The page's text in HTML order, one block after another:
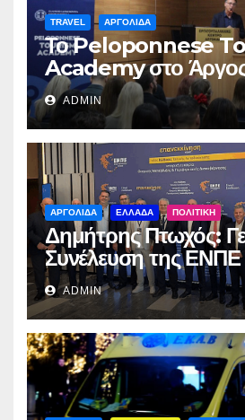
TRAVEL ΑΡΓΟΛΙΔΑ
Το Peloponnese
Academy στο
ADMIN
ΑΡΓΟΛΙΔΑ ΕΛΛΑΔΑ ΠΟΛΙΤΙΚΗ
Δημήτρης Πτωχός:
Συνέλευση της ΕΝΠΕ
ADMIN